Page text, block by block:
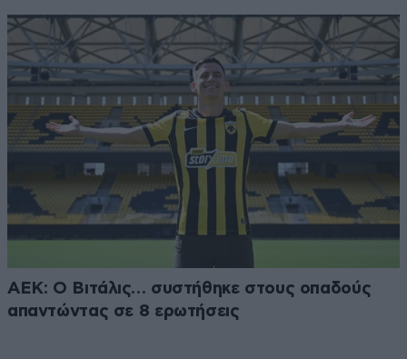
ΑΕΚ: Ο Βιτάλις… συστήθηκε στους οπαδούς
απαντώντας σε 8 ερωτήσεις